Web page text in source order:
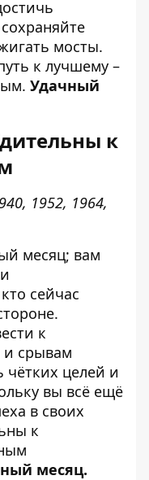
мосты.
к лучшему –
Удачный
к
1952, 1964,
месяц; вам
сейчас
к
срывам
чётких целей и
вы всё ещё
в своих
к
месяц.